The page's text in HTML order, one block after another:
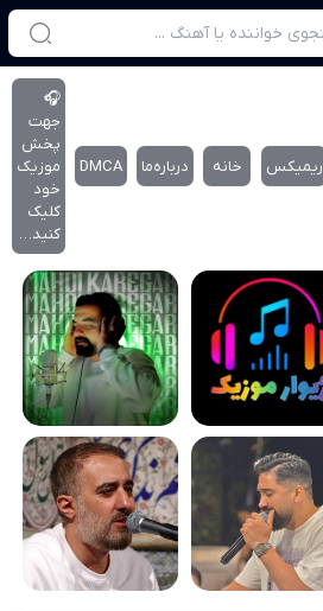
ریمیکس خانه درباره‌‌ما DMCA
🎧
جهت
پخش
موزیک
خود
کلیک
کنید…